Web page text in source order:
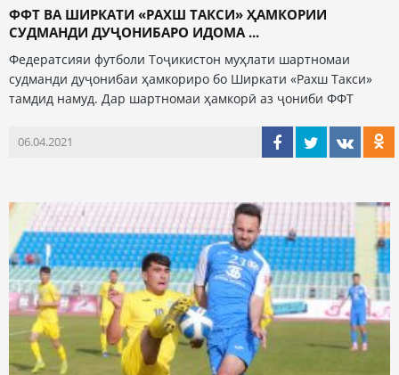
ФФТ ВА ШИРКАТИ «РАХШ ТАКСИ» ҲАМКОРИИ
СУДМАНДИ ДУҶОНИБАРО ИДОМА ...
Федератсияи футболи Тоҷикистон муҳлати шартномаи
судманди дуҷонибаи ҳамкориро бо Ширкати «Рахш Такси»
тамдид намуд. Дар шартномаи ҳамкорӣ аз ҷониби ФФТ
06.04.2021